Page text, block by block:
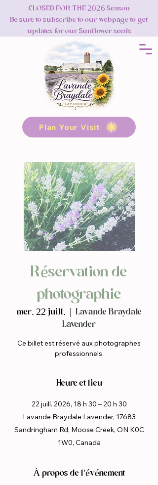
Plan Your Visit
CLOSED FOR THE 2026 Season
Be sure to subscribe to our webpage to get
updates for our Sunflower seeds
Réservation de
photographie
mer. 22 juill.
Lavande Braydale
Lavender
Ce billet est réservé aux photographes
professionnels.
Heure et lieu
22 juill. 2026, 18 h 30 – 20 h 30
Lavande Braydale Lavender, 17683
Sandringham Rd, Moose Creek, ON K0C
1W0, Canada
À propos de l'événement